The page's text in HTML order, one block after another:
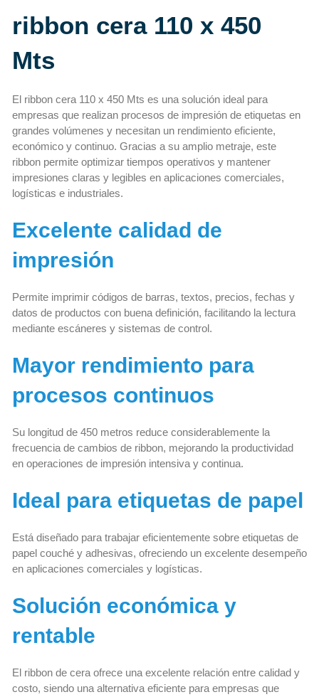
ribbon cera 110 x 450
Mts
El ribbon cera 110 x 450 Mts es una solución ideal para
empresas que realizan procesos de impresión de etiquetas en
grandes volúmenes y necesitan un rendimiento eficiente,
económico y continuo. Gracias a su amplio metraje, este
ribbon permite optimizar tiempos operativos y mantener
impresiones claras y legibles en aplicaciones comerciales,
logísticas e industriales.
Excelente calidad de
impresión
Permite imprimir códigos de barras, textos, precios, fechas y
datos de productos con buena definición, facilitando la lectura
mediante escáneres y sistemas de control.
Mayor rendimiento para
procesos continuos
Su longitud de 450 metros reduce considerablemente la
frecuencia de cambios de ribbon, mejorando la productividad
en operaciones de impresión intensiva y continua.
Ideal para etiquetas de papel
Está diseñado para trabajar eficientemente sobre etiquetas de
papel couché y adhesivas, ofreciendo un excelente desempeño
en aplicaciones comerciales y logísticas.
Solución económica y
rentable
El ribbon de cera ofrece una excelente relación entre calidad y
costo, siendo una alternativa eficiente para empresas que